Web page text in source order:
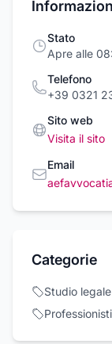
Stato
Apre alle
Telefono
+39 0321
Sito web
Visita il sito
Email
Categorie
Studio legale
Professionisti